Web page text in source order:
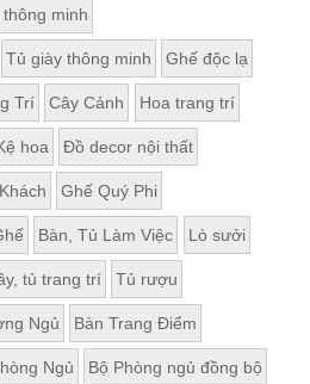
minh
Tủ giày thông minh Ghế độc lạ
Trí Cây Cảnh Hoa trang trí
hoa Đồ decor nội thất
Ghế Quý Phi
Bàn, Tủ Làm Việc Lò sưởi
tủ trang trí Tủ rượu
Ngủ Bàn Trang Điểm
Ngủ Bộ Phòng ngủ đồng bộ